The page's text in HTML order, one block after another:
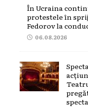
În Ucraina
protestele în
Fedorov la
06.08.2026